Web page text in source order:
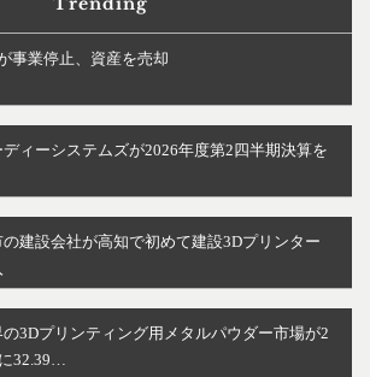
事業停止、資産を売却
ディーシステムズが2026年度第2四半期決算を
建設会社が高知で初めて建設3Dプリンター
3Dプリンティング用メタルパウダー市場が2
32.39…